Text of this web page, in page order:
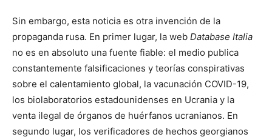
Sin embargo, esta noticia es otra invención de la
propaganda rusa. En primer lugar, la web Database Italia
no es en absoluto una fuente fiable: el medio publica
constantemente falsificaciones y teorías conspirativas
sobre el calentamiento global, la vacunación COVID-19,
los biolaboratorios estadounidenses en Ucrania y la
venta ilegal de órganos de huérfanos ucranianos. En
segundo lugar, los verificadores de hechos georgianos